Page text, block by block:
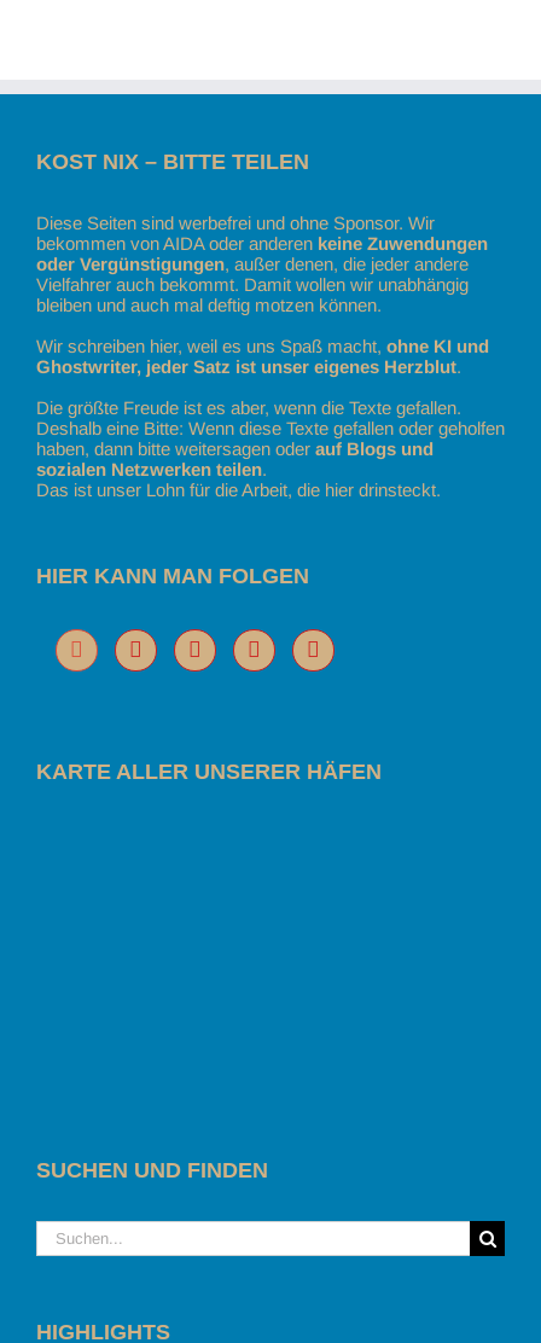
KOST NIX – BITTE TEILEN
Diese Seiten sind werbefrei und ohne Sponsor. Wir
bekommen von AIDA oder anderen keine Zuwendungen
oder Vergünstigungen, außer denen, die jeder andere
Vielfahrer auch bekommt. Damit wollen wir unabhängig
bleiben und auch mal deftig motzen können.
Wir schreiben hier, weil es uns Spaß macht, ohne KI und
Ghostwriter, jeder Satz ist unser eigenes Herzblut.
Die größte Freude ist es aber, wenn die Texte gefallen.
Deshalb eine Bitte: Wenn diese Texte gefallen oder geholfen
haben, dann bitte weitersagen oder auf Blogs und
sozialen Netzwerken teilen.
Das ist unser Lohn für die Arbeit, die hier drinsteckt.
HIER KANN MAN FOLGEN
KARTE ALLER UNSERER HÄFEN
SUCHEN UND FINDEN
Suche
nach:
HIGHLIGHTS